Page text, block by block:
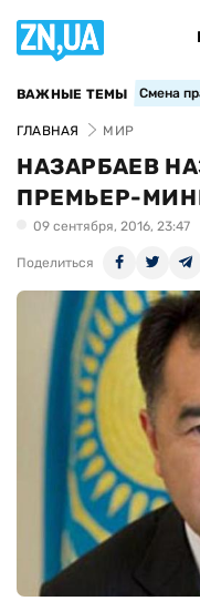
ВАЖНЫЕ ТЕМЫ Смена
ГЛАВНАЯ МИР
НАЗАРБАЕВ
ПРЕМЬЕР-
09 сентября, 2016, 23:47
Поделиться